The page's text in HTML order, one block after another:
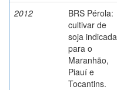
2012
BRS Pérola:
cultivar de
soja indicada
para o
Maranhão,
Piauí e
Tocantins.